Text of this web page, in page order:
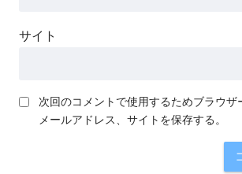
サイト
次回のコメントで使用するためブラウザ
メールアドレス、サイトを保存する。